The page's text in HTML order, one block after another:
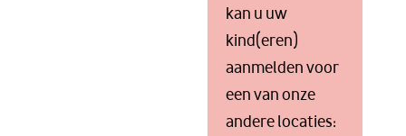
kan u uw
kind(eren)
aanmelden voor
een van onze
andere locaties: